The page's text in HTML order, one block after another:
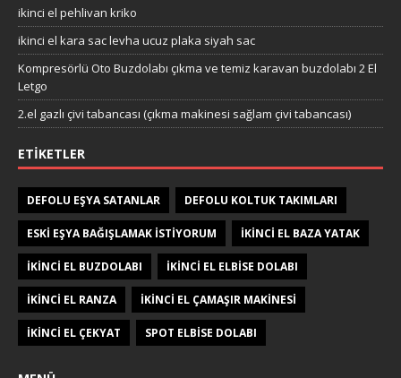
ikinci el pehlivan kriko
ikinci el kara sac levha ucuz plaka siyah sac
Kompresörlü Oto Buzdolabı çıkma ve temiz karavan buzdolabı 2 El
Letgo
2.el gazlı çivi tabancası (çıkma makinesi sağlam çivi tabancası)
ETIKETLER
DEFOLU EŞYA SATANLAR DEFOLU KOLTUK TAKIMLARI
ESKI EŞYA BAĞIŞLAMAK ISTIYORUM IKINCI EL BAZA YATAK
IKINCI EL BUZDOLABI IKINCI EL ELBISE DOLABI
IKINCI EL RANZA IKINCI EL ÇAMAŞIR MAKINESI
IKINCI EL ÇEKYAT SPOT ELBISE DOLABI